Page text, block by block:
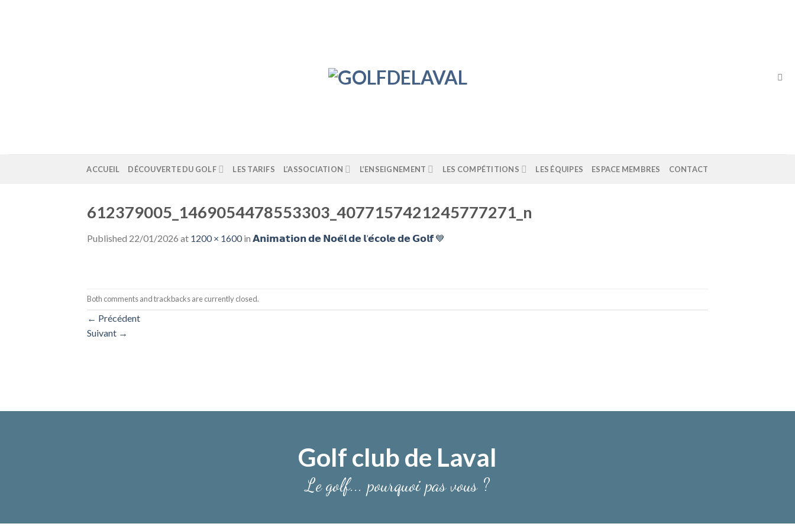
ACCUEIL DÉCOUVERTE DU GOLF LES TARIFS L’ASSOCIATION L’ENSEIGNEMENT LES COMPÉTITIONS LES ÉQUIPES ESPACE MEMBRES CONTACT
612379005_1469054478553303_4077157421245777271_n
Published 22/01/2026 at 1200 × 1600in 𝗔𝗻𝗶𝗺𝗮𝘁𝗶𝗼𝗻 𝗱𝗲 𝗡𝗼𝗲̈𝗹 𝗱𝗲 𝗹’𝗲́𝗰𝗼𝗹𝗲 𝗱𝗲 𝗚𝗼𝗹𝗳 💙
Both comments and trackbacks are currently closed.
← Précédent
Suivant →
Golf club de Laval
Le golf... pourquoi pas vous ?